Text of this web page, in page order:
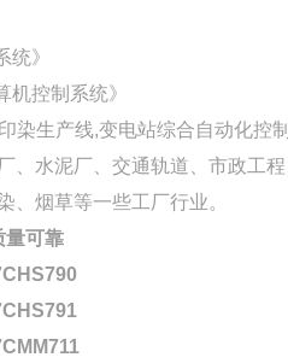
》
控制系统》
染生产线,变电站综合自动化控
、水泥厂、交通轨道、市政工
、烟草等一些工厂行业。
量可靠